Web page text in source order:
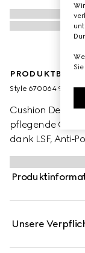
Style ‎670064 9PRD9
Cushion De
pflegende
dank LSF, Anti-
Licht schützt.
Foundation
aufbaubare
strahlendem
Unsere